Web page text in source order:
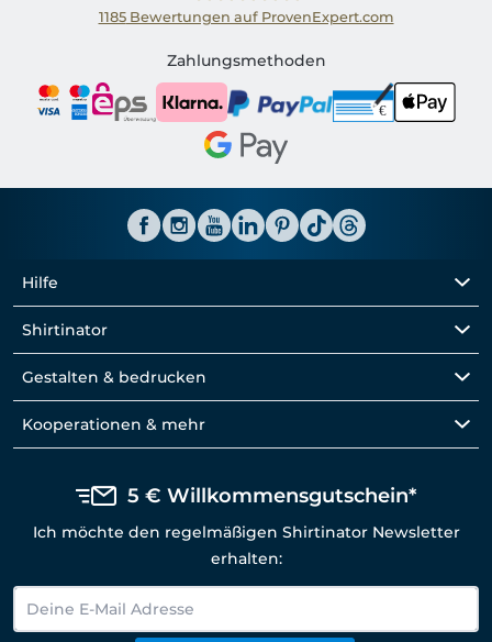
Shirtinator AT
1185Bewertungen auf ProvenExpert.com
Zahlungsmethoden
Hilfe
Shirtinator
Gestalten & bedrucken
Kooperationen & mehr
5 € Willkommensgutschein*
Ich möchte den regelmäßigen Shirtinator Newsletter
erhalten: